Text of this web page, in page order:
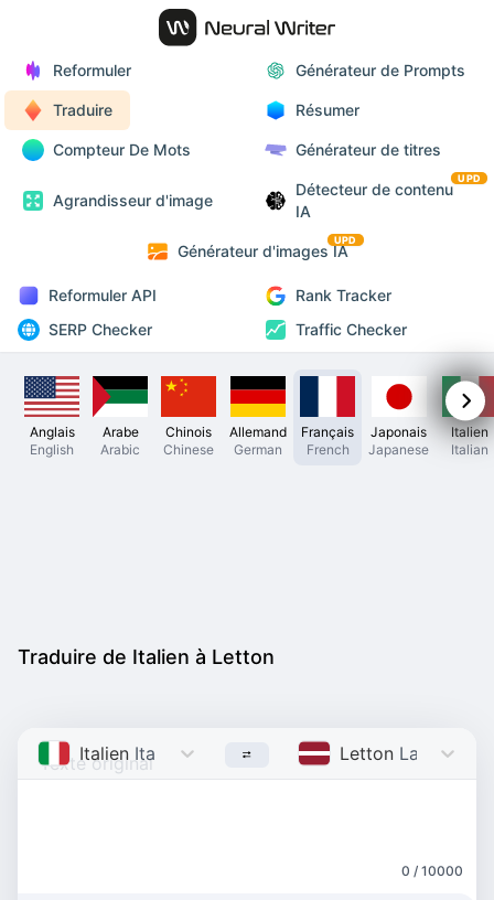
Reformuler Générateur de Prompts
Traduire Résumer
Compteur De Mots Générateur de titres
Agrandisseur d'image
Détecteur de contenu
IA
UPD
Générateur d'images IA
UPD
Reformuler API
Rank Tracker
SERP Checker
Traffic Checker
Anglais
English
Arabe
Arabic
Chinois
Chinese
Allemand
German
Français
French
Japonais
Japanese
Italien
Italian
Traduire de Italien à Letton
Italien Italian Letton Latvian
0 / 10000